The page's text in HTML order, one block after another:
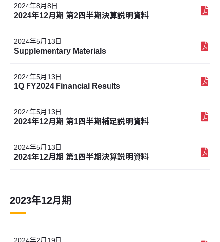
2024年8月8日
2024年12月期 第2四半期決算説明資料
2024年5月13日
Supplementary Materials
2024年5月13日
1Q FY2024 Financial Results
2024年5月13日
2024年12月期 第1四半期補足説明資料
2024年5月13日
2024年12月期 第1四半期決算説明資料
2023年12月期
2024年2月19日